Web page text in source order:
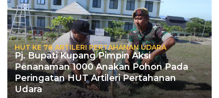
HUT KE 78 ARTILERI PERTAHANAN UDARA
Pj. Bupati Kupang Pimpin Aksi
Penanaman 1000 Anakan Pohon Pada
Peringatan HUT Artileri Pertahanan
Udara